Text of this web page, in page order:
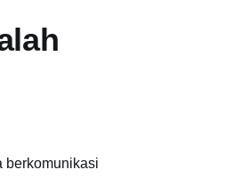
berkomunikasi